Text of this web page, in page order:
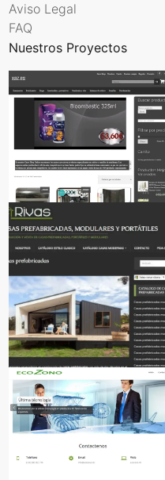
Aviso Legal
FAQ
Nuestros Proyectos